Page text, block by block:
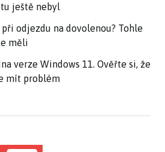
ještě nebyl
odjezdu na dovolenou? Tohle
měli
verze Windows 11. Ověřte si, že
mít problém